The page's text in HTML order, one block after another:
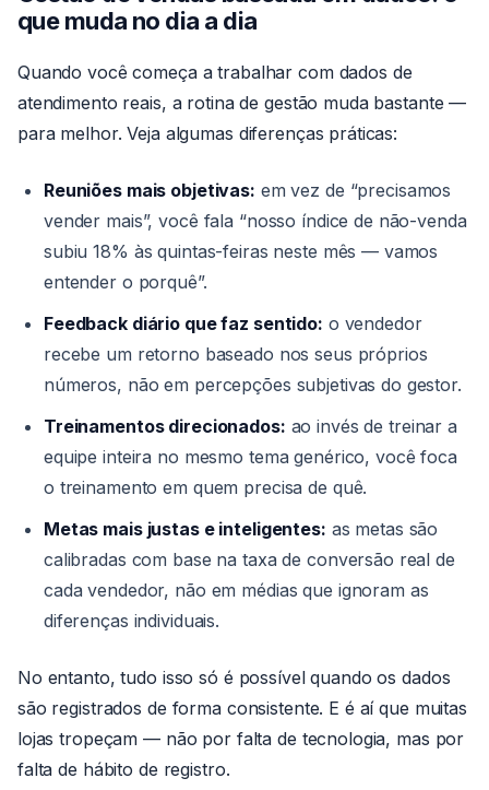
que muda no dia a dia
Quando você começa a trabalhar com dados de
atendimento reais, a rotina de gestão muda bastante —
para melhor. Veja algumas diferenças práticas:
Reuniões mais objetivas: em vez de “precisamos
vender mais”, você fala “nosso índice de não-venda
subiu 18% às quintas-feiras neste mês — vamos
entender o porquê”.
Feedback diário que faz sentido: o vendedor
recebe um retorno baseado nos seus próprios
números, não em percepções subjetivas do gestor.
Treinamentos direcionados: ao invés de treinar a
equipe inteira no mesmo tema genérico, você foca
o treinamento em quem precisa de quê.
Metas mais justas e inteligentes: as metas são
calibradas com base na taxa de conversão real de
cada vendedor, não em médias que ignoram as
diferenças individuais.
No entanto, tudo isso só é possível quando os dados
são registrados de forma consistente. E é aí que muitas
lojas tropeçam — não por falta de tecnologia, mas por
falta de hábito de registro.